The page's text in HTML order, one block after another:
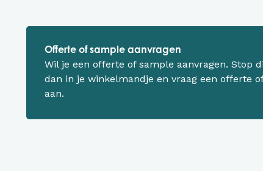
Offerte of sample aanvragen
Wil je een offerte of sample aanvragen. Stop
dan in je winkelmandje en vraag een offerte
aan.